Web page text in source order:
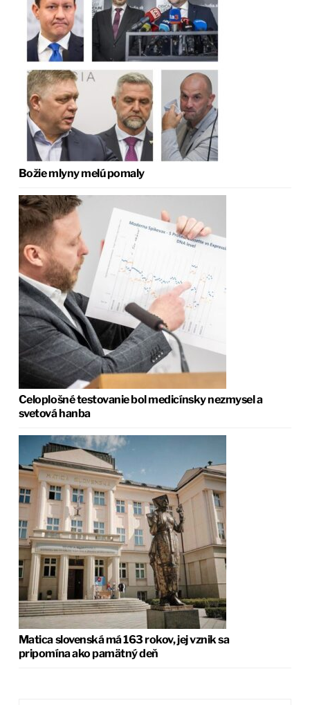
Božie mlyny melú pomaly
Celoplošné testovanie bol medicínsky nezmysel a
svetová hanba
Matica slovenská má 163 rokov, jej vznik sa
pripomína ako pamätný deň